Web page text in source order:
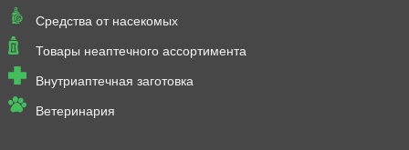
Средства от насекомых
Товары неаптечного ассортимента
Внутриаптечная заготовка
Ветеринария